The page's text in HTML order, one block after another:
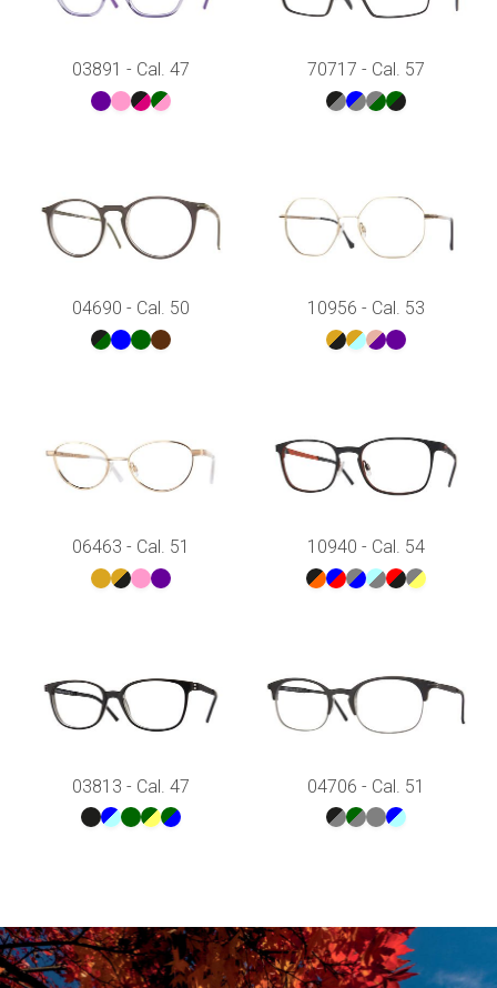
03891 - Cal. 47 70717 - Cal. 57
04690 - Cal. 50 10956 - Cal. 53
06463 - Cal. 51 10940 - Cal. 54
03813 - Cal. 47 04706 - Cal. 51